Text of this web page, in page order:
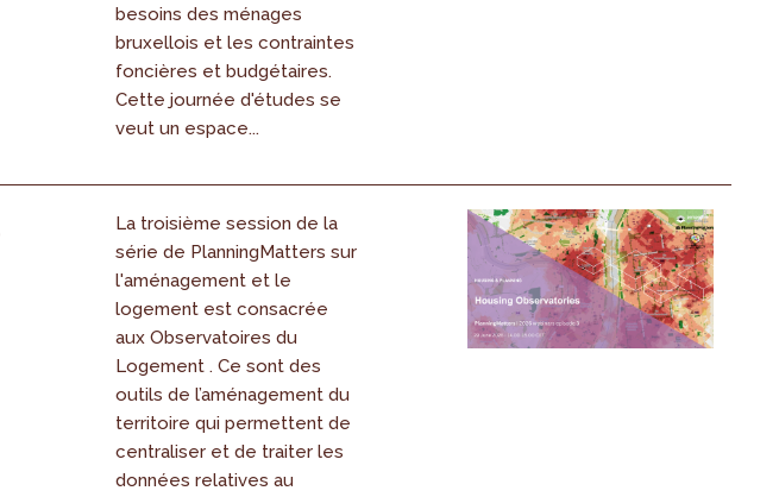
besoins des ménages
bruxellois et les contraintes
foncières et budgétaires.
Cette journée d'études se
veut un espace...
La troisième session de la
série de PlanningMatters sur
l'aménagement et le
logement est consacrée
aux Observatoires du
Logement . Ce sont des
outils de l’aménagement du
territoire qui permettent de
centraliser et de traiter les
données relatives au